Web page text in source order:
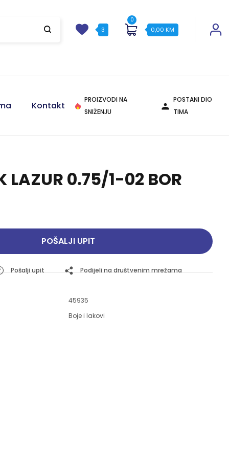
Agregati
Pogledajte ponudu
Pogledajte ponudu
3
0
0,00 KM
Agregati
Pogledajte ponudu
Pogledajte ponudu
Kontakt
PROIZVODI NA
SNIŽENJU
POSTANI DIO
TIMA
LAZUR 0.75/1-02 BOR
POŠALJI UPIT
Pošalji upit Podijeli na društvenim mrežama
45935
Boje i lakovi